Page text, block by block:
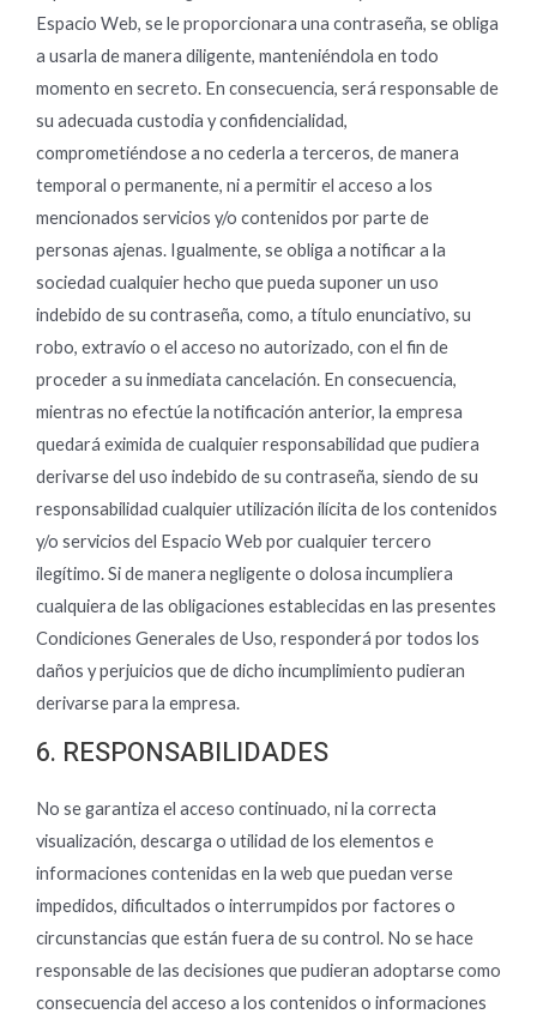
Espacio Web, se le proporcionara una contraseña, se obliga
a usarla de manera diligente, manteniéndola en todo
momento en secreto. En consecuencia, será responsable de
su adecuada custodia y confidencialidad,
comprometiéndose a no cederla a terceros, de manera
temporal o permanente, ni a permitir el acceso a los
mencionados servicios y/o contenidos por parte de
personas ajenas. Igualmente, se obliga a notificar a la
sociedad cualquier hecho que pueda suponer un uso
indebido de su contraseña, como, a título enunciativo, su
robo, extravío o el acceso no autorizado, con el fin de
proceder a su inmediata cancelación. En consecuencia,
mientras no efectúe la notificación anterior, la empresa
quedará eximida de cualquier responsabilidad que pudiera
derivarse del uso indebido de su contraseña, siendo de su
responsabilidad cualquier utilización ilícita de los contenidos
y/o servicios del Espacio Web por cualquier tercero
ilegítimo. Si de manera negligente o dolosa incumpliera
cualquiera de las obligaciones establecidas en las presentes
Condiciones Generales de Uso, responderá por todos los
daños y perjuicios que de dicho incumplimiento pudieran
derivarse para la empresa.
6. RESPONSABILIDADES
No se garantiza el acceso continuado, ni la correcta
visualización, descarga o utilidad de los elementos e
informaciones contenidas en la web que puedan verse
impedidos, dificultados o interrumpidos por factores o
circunstancias que están fuera de su control. No se hace
responsable de las decisiones que pudieran adoptarse como
consecuencia del acceso a los contenidos o informaciones